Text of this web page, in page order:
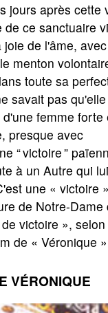
jours après cette
ce sanctuaire
de l'âme,
menton
toute sa
savait pas
femme forte
presque avec
“ victoire ”
à un Autre qui lui
une « victoire
de Notre-Dame
victoire »,
de « Véronique
VÉRONIQUE